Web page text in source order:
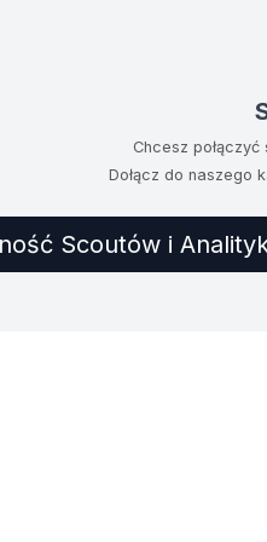
Chcesz
Dołącz do naszego
Scoutów i